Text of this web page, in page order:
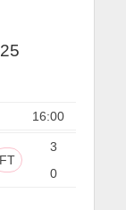
16:00
3
FT
0